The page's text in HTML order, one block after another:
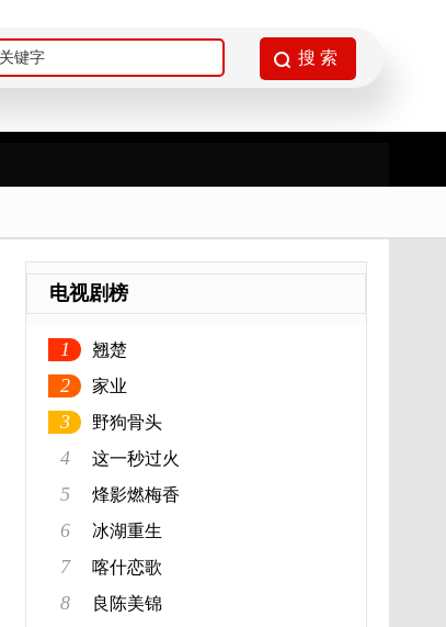
电视剧榜
1 翘楚
2 家业
3 野狗骨头
4 这一秒过火
5 烽影燃梅香
6 冰湖重生
7 喀什恋歌
8 良陈美锦